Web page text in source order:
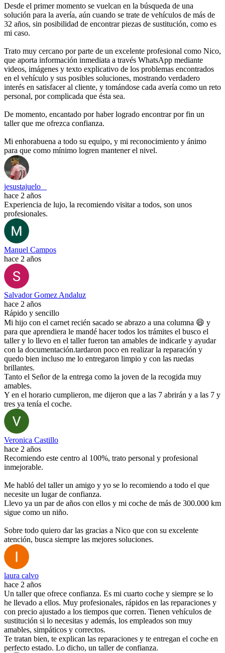
Desde el primer momento se vuelcan en la búsqueda de una
solución para la avería, aún cuando se trate de vehículos de más de
32 años, sin posibilidad de encontrar piezas de sustitución, como es
mi caso.
Trato muy cercano por parte de un excelente profesional como Nico,
que aporta información inmediata a través WhatsApp mediante
videos, imágenes y texto explicativo de los problemas encontrados
en el vehículo y sus posibles soluciones, mostrando verdadero
interés en satisfacer al cliente, y tomándose cada avería como un reto
personal, por complicada que ésta sea.
De momento, encantado por haber logrado encontrar por fin un
taller que me ofrezca confianza.
Mi enhorabuena a todo su equipo, y mi reconocimiento y ánimo
para que como mínimo logren mantener el nivel.
jesustajuelo _
hace 2 años
Experiencia de lujo, la recomiendo visitar a todos, son unos
profesionales.
Manuel Campos
hace 2 años
Salvador Gomez Andaluz
hace 2 años
Rápido y sencillo
Mi hijo con el carnet recién sacado se abrazo a una columna 😄 y
para que aprendiera le mandé hacer todos los trámites el busco el
taller y lo llevo en el taller fueron tan amables de indicarle y ayudar
con la documentación.tardaron poco en realizar la reparación y
quedo bien incluso me lo entregaron limpio y con las ruedas
brillantes.
Tanto el Señor de la entrega como la joven de la recogida muy
amables.
Y en el horario cumplieron, me dijeron que a las 7 abrirán y a las 7 y
tres ya tenía el coche.
Veronica Castillo
hace 2 años
Recomiendo este centro al 100%, trato personal y profesional
inmejorable.
Me habló del taller un amigo y yo se lo recomiendo a todo el que
necesite un lugar de confianza.
Llevo ya un par de años con ellos y mi coche de más de 300.000 km
sigue como un niño.
Sobre todo quiero dar las gracias a Nico que con su excelente
atención, busca siempre las mejores soluciones.
laura calvo
hace 2 años
Un taller que ofrece confianza. Es mi cuarto coche y siempre se lo
he llevado a ellos. Muy profesionales, rápidos en las reparaciones y
con precio ajustado a los tiempos que corren. Tienen vehículos de
sustitución si lo necesitas y además, los empleados son muy
amables, simpáticos y correctos.
Te tratan bien, te explican las reparaciones y te entregan el coche en
perfecto estado. Lo dicho, un taller de confianza.